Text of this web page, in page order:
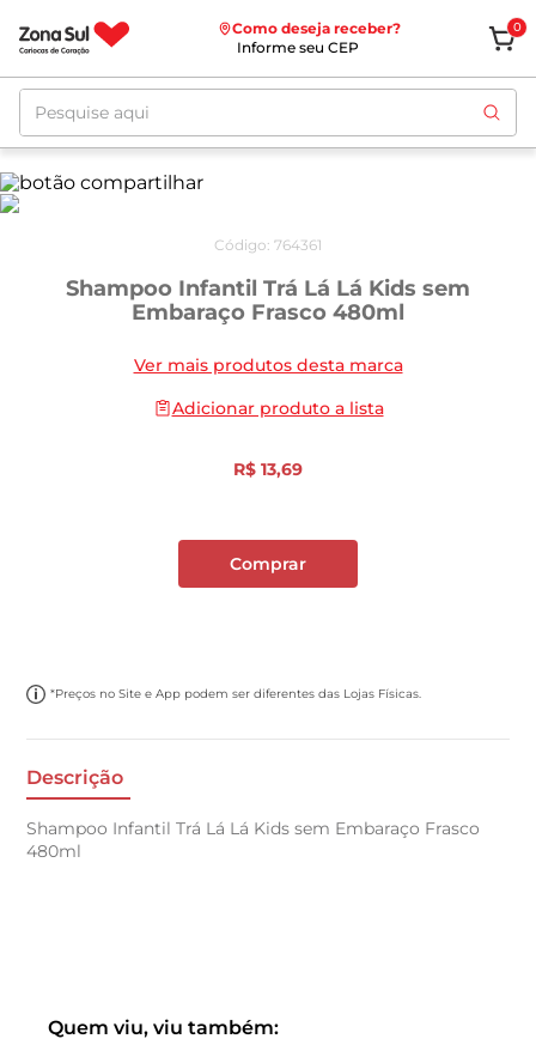
Como deseja receber?
Informe seu CEP
0
Pesquise aqui
Código: 764361
Shampoo Infantil Trá Lá Lá Kids sem
Embaraço Frasco 480ml
Ver mais produtos desta marca
Adicionar produto a lista
R$ 13,69
Comprar
*Preços no Site e App podem ser diferentes das Lojas Físicas.
Descrição
Shampoo Infantil Trá Lá Lá Kids sem Embaraço Frasco
480ml
Quem viu, viu também: